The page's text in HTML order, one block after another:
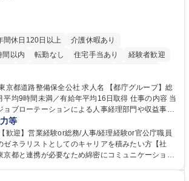
間休日120日以上
介護休暇あり
間以内
転勤なし 住宅手当あり
経験者歓迎
得手当あり 食事補助あり
保全公社 求人名 【都庁グループ】総
時間未満／有給年平均16日取得 仕事の内容 当
ョブローテーションによる人事経理部門や収益事業
署等幅広い部署での業務をお任せいたします。研修
ております！ ※下記業務詳細 【業務詳細】■
、経理など当公社の運営に係る管理業務 ■収益部
、管理運営、新宿駅西口広場の「イベントコーナ
等
歓迎】営業経験or総務/人事/経理経験or官公庁職員
ゼネラリストとしてのキャリアを積みたい方【社
京都と連携が必要なため綿密にコミュニケーション